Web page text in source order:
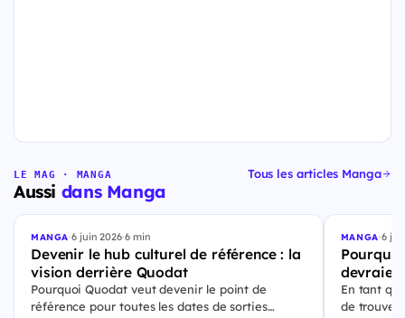
LE MAG · MANGA
Aussi dans Manga
Tous les articles Manga
MANGA·6 juin 2026·6 min
Devenir le hub culturel de référence : la
vision derrière Quodat
Pourquoi Quodat veut devenir le point de
référence pour toutes les dates de sorties
MANGA·6
En tant
de trouver